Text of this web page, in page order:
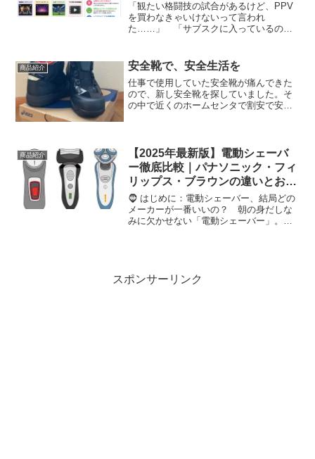
解説！
「観たい格闘技の試合があるけど、PPV
を買わなきゃいけないって言われ
た……」 「サブスクに入っているの
よく目にする「PPV（ペイ・パー・ビュ
ー）」。2026年現在、ス...
商品紹介 安全靴で、安全生活を
仕事で使用していた安全靴が痛んできた
ので、新し安全靴を探していました。そ
の中で近くのホームセンタで割安で安全
で...
商品紹介
【2025年最新版】電動シェーバ
ー徹底比較｜パナソニック・フィ
リップス・ブラウンの違いとおす
すめ機種を解説
🧔 はじめに：電動シェーバー、結局どの
メーカーが一番いいの？ 朝の身だしな
みに欠かせない「電動シェーバー」。
スポンサーリンク